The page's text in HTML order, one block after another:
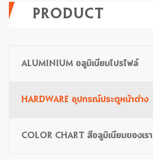
PRODUCT
ALUMINIUM อลูมิเนียมโปรไฟล์
HARDWARE อุปกรณ์ประตูหน้าต่าง
COLOR CHART สีอลูมิเนียมของเรา